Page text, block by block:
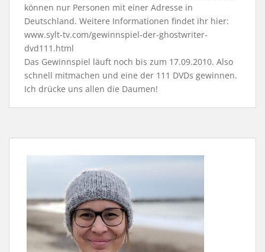
können nur Personen mit einer Adresse in
Deutschland. Weitere Informationen findet ihr hier:
www.sylt-tv.com/gewinnspiel-der-ghostwriter-
dvd111.html
Das Gewinnspiel läuft noch bis zum 17.09.2010. Also
schnell mitmachen und eine der 111 DVDs gewinnen.
Ich drücke uns allen die Daumen!